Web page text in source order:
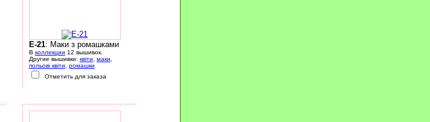
E-21: Маки з ромашками
В коллекции 12 вышивок.
Другие вышивки: квіти маки
польові квіти
ромашки
Отметить для заказа